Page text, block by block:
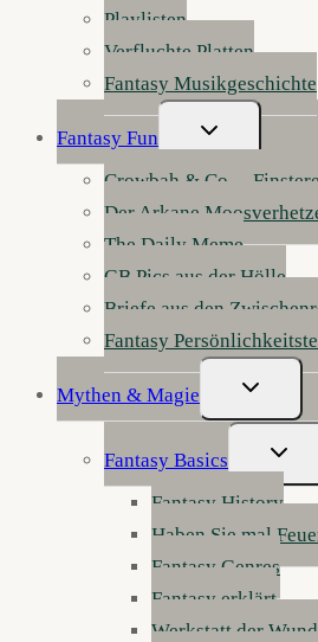
Playlisten
Verfluchte Platten
Fantasy Musikgeschichte
Fantasy Fun
Untermenü
Umschalten
Crowbah & Co. –
Der Arkane
The Daily Meme
GB Pics aus der Hölle
Briefe aus den
Fantasy
Mythen & Magie
Fantasy Basics
Fantasy History
Haben Sie mal
Fantasy Genres
Fantasy erklärt
Werkstatt der